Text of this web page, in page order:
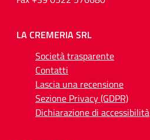
LA CREMERIA SRL
Società trasparente
Contatti
Lascia una recensione
Sezione Privacy (GDPR)
Dichiarazione di accessibilità